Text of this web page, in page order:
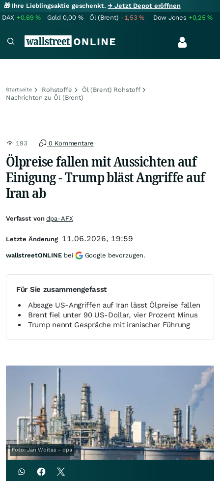
🎁 Ihre Lieblingsaktie geschenkt.→ Jetzt Depot eröffnen
DAX +0,69% Gold 0,00 % Öl (Brent) -1,53% Dow Jones +0,25%
Startseite Rohstoffe
Öl (Brent) Rohstoff
Nachrichten zu Öl (Brent)
193 0 Kommentare
Ölpreise fallen mit Aussichten auf
Einigung - Trump bläst Angriffe auf
Iran ab
Für Sie zusammengefasst
Absage US-Angriffen auf Iran lässt Ölpreise fallen
Brent fiel unter 90 US-Dollar, vier Prozent Minus
Trump nennt Gespräche mit iranischer Führung
Foto: Jan Woitas - dpa
Verfasst vondpa-AFX
Letzte Änderung 11.06.2026, 19:59
wallstreetONLINE bei Google bevorzugen.